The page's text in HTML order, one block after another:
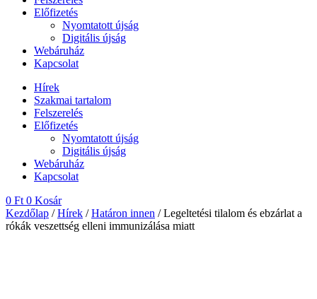
Előfizetés
Nyomtatott újság
Digitális újság
Webáruház
Kapcsolat
Hírek
Szakmai tartalom
Felszerelés
Előfizetés
Nyomtatott újság
Digitális újság
Webáruház
Kapcsolat
0 Ft 0 Kosár
Kezdőlap /Hírek /Határon innen / Legeltetési tilalom és ebzárlat a
rókák veszettség elleni immunizálása miatt